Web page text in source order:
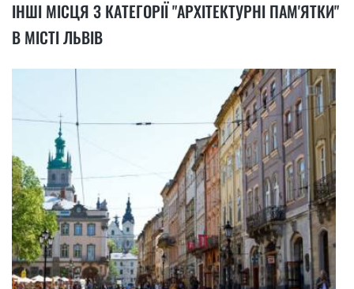
ІНШІ МІСЦЯ З КАТЕГОРІЇ "АРХІТЕКТУРНІ ПАМ'ЯТКИ"
В МІСТІ ЛЬВІВ